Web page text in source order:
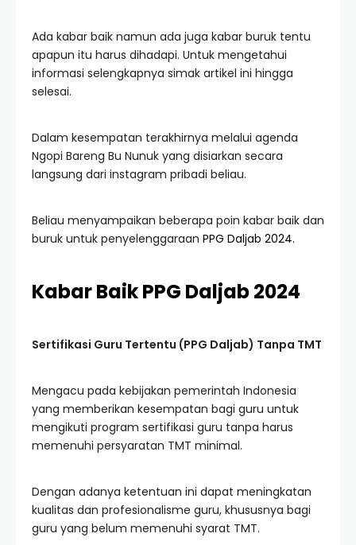
Ada kabar baik namun ada juga kabar buruk tentu
apapun itu harus dihadapi. Untuk mengetahui
informasi selengkapnya simak artikel ini hingga
selesai.
Dalam kesempatan terakhirnya melalui agenda
Ngopi Bareng Bu Nunuk yang disiarkan secara
langsung dari instagram pribadi beliau.
Beliau menyampaikan beberapa poin kabar baik dan
buruk untuk penyelenggaraan PPG Daljab 2024.
Kabar Baik PPG Daljab 2024
Sertifikasi Guru Tertentu (PPG Daljab) Tanpa TMT
Mengacu pada kebijakan pemerintah Indonesia
yang memberikan kesempatan bagi guru untuk
mengikuti program sertifikasi guru tanpa harus
memenuhi persyaratan TMT minimal.
Dengan adanya ketentuan ini dapat meningkatan
kualitas dan profesionalisme guru, khususnya bagi
guru yang belum memenuhi syarat TMT.